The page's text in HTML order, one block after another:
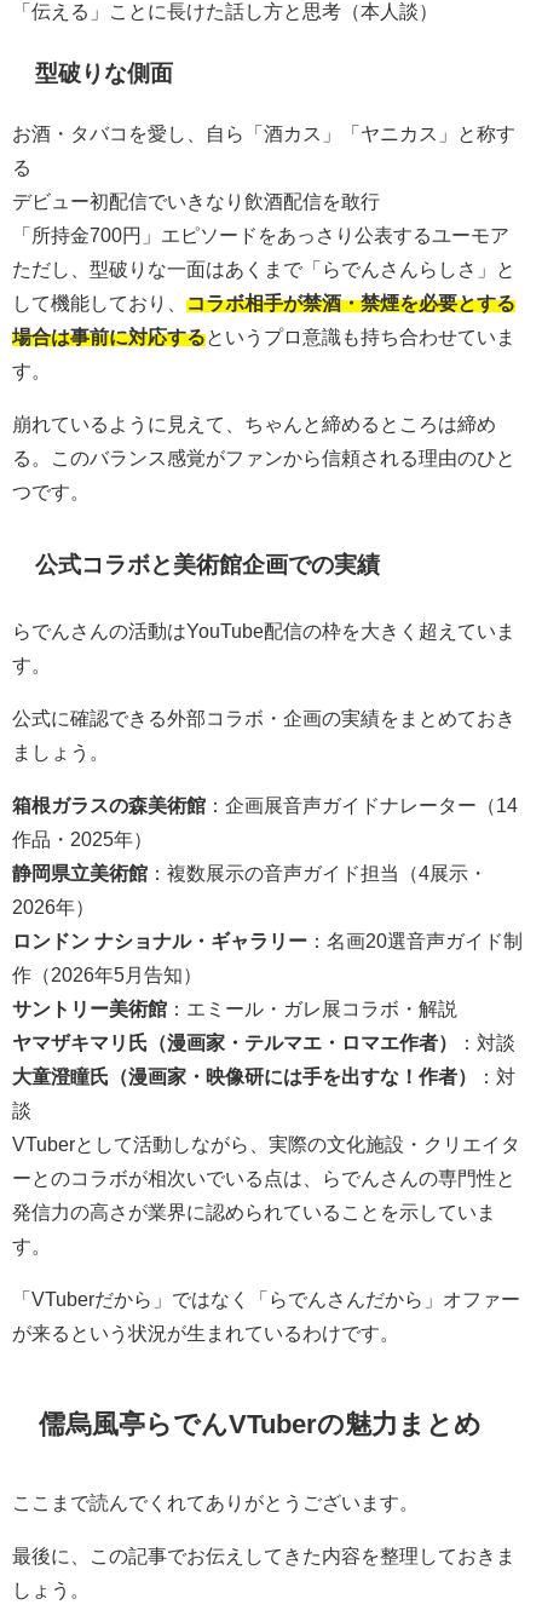
「伝える」ことに長けた話し方と思考（本人談）
型破りな側面
お酒・タバコを愛し、自ら「酒カス」「ヤニカス」と称す
る
デビュー初配信でいきなり飲酒配信を敢行
「所持金700円」エピソードをあっさり公表するユーモア
ただし、型破りな一面はあくまで「らでんさんらしさ」と
して機能しており、 コラボ相手が禁酒・禁煙を必要とする
場合は事前に対応するというプロ意識も持ち合わせていま
す。
崩れているように見えて、ちゃんと締めるところは締め
る。このバランス感覚がファンから信頼される理由のひと
つです。
公式コラボと美術館企画での実績
らでんさんの活動はYouTube配信の枠を大きく超えていま
す。
公式に確認できる外部コラボ・企画の実績をまとめておき
ましょう。
箱根ガラスの森美術館 ：企画展音声ガイドナレーター（14
作品・2025年）
静岡県立美術館 ：複数展示の音声ガイド担当（4展示・
2026年）
ロンドン ナショナル・ギャラリー ：名画20選音声ガイド制
作（2026年5月告知）
サントリー美術館 ：エミール・ガレ展コラボ・解説
ヤマザキマリ氏（漫画家・テルマエ・ロマエ作者）
：対談
大童澄瞳氏（漫画家・映像研には手を出すな！作者）
：対
談
VTuberとして活動しながら、実際の文化施設・クリエイタ
ーとのコラボが相次いでいる点は、らでんさんの専門性と
発信力の高さが業界に認められていることを示していま
す。
「VTuberだから」ではなく「らでんさんだから」オファー
が来るという状況が生まれているわけです。
儒烏風亭らでんVTuberの魅力まとめ
ここまで読んでくれてありがとうございます。
最後に、この記事でお伝えしてきた内容を整理しておきま
しょう。